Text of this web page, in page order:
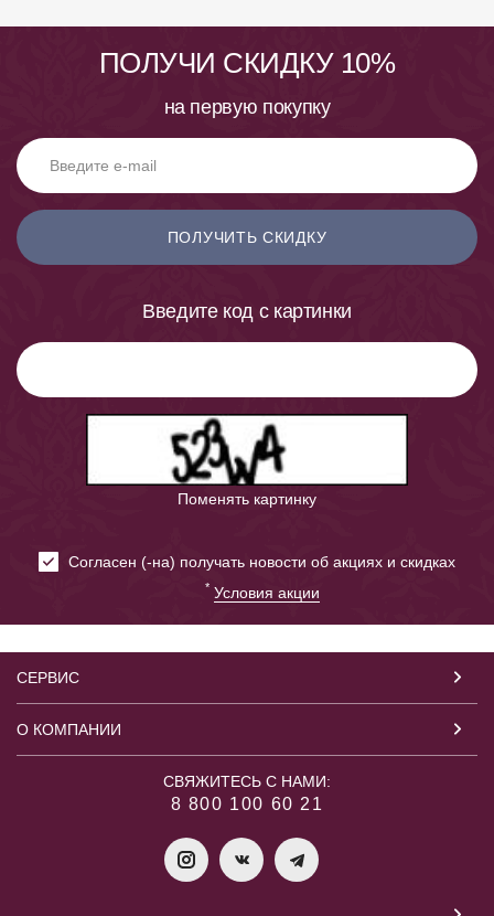
ПОЛУЧИ СКИДКУ 10%
на первую покупку
ПОЛУЧИТЬ СКИДКУ
Введите код с картинки
Поменять картинку
Cогласен (-на) получать новости об акциях и скидках
* Условия акции
СЕРВИС
О КОМПАНИИ
СВЯЖИТЕСЬ С НАМИ:
8 800 100 60 21